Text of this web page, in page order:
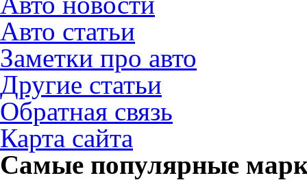
Авто статьи
Заметки про авто
Другие статьи
Обратная связь
Карта сайта
Самые популярные